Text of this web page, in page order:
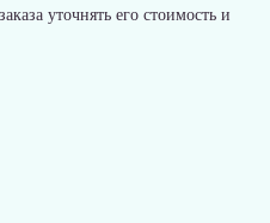
уточнять его стоимость и